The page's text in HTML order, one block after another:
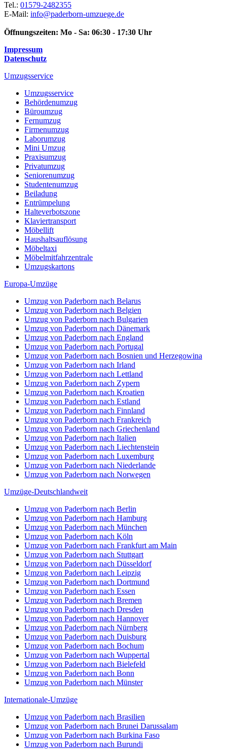
Tel.: 01579-2482355
E-Mail: info@paderborn-umzuege.de
Öffnungszeiten: Mo - Sa: 06:30 - 17:30 Uhr
Impressum
Datenschutz
Umzugsservice
Umzugsservice
Behördenumzug
Büroumzug
Fernumzug
Firmenumzug
Laborumzug
Mini Umzug
Praxisumzug
Privatumzug
Seniorenumzug
Studentenumzug
Beiladung
Entrümpelung
Halteverbotszone
Klaviertransport
Möbellift
Haushaltsauflösung
Möbeltaxi
Möbelmitfahrzentrale
Umzugskartons
Europa-Umzüge
Umzug von Paderborn nach Belarus
Umzug von Paderborn nach Belgien
Umzug von Paderborn nach Bulgarien
Umzug von Paderborn nach Dänemark
Umzug von Paderborn nach England
Umzug von Paderborn nach Portugal
Umzug von Paderborn nach Bosnien und Herzegowina
Umzug von Paderborn nach Irland
Umzug von Paderborn nach Lettland
Umzug von Paderborn nach Zypern
Umzug von Paderborn nach Kroatien
Umzug von Paderborn nach Estland
Umzug von Paderborn nach Finnland
Umzug von Paderborn nach Frankreich
Umzug von Paderborn nach Griechenland
Umzug von Paderborn nach Italien
Umzug von Paderborn nach Liechtenstein
Umzug von Paderborn nach Luxemburg
Umzug von Paderborn nach Niederlande
Umzug von Paderborn nach Norwegen
Umzüge-Deutschlandweit
Umzug von Paderborn nach Berlin
Umzug von Paderborn nach Hamburg
Umzug von Paderborn nach München
Umzug von Paderborn nach Köln
Umzug von Paderborn nach Frankfurt am Main
Umzug von Paderborn nach Stuttgart
Umzug von Paderborn nach Düsseldorf
Umzug von Paderborn nach Leipzig
Umzug von Paderborn nach Dortmund
Umzug von Paderborn nach Essen
Umzug von Paderborn nach Bremen
Umzug von Paderborn nach Dresden
Umzug von Paderborn nach Hannover
Umzug von Paderborn nach Nürnberg
Umzug von Paderborn nach Duisburg
Umzug von Paderborn nach Bochum
Umzug von Paderborn nach Wuppertal
Umzug von Paderborn nach Bielefeld
Umzug von Paderborn nach Bonn
Umzug von Paderborn nach Münster
Internationale-Umzüge
Umzug von Paderborn nach Brasilien
Umzug von Paderborn nach Brunei Darussalam
Umzug von Paderborn nach Burkina Faso
Umzug von Paderborn nach Burundi